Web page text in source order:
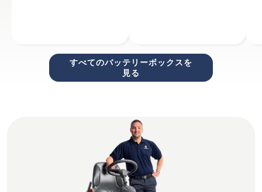
すべてのバッテリーボックスを
見る